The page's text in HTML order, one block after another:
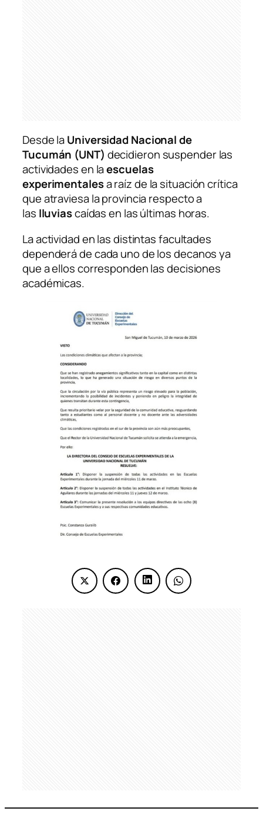
Desde laUniversidad Nacional de
Tucumán (UNT) decidieron suspender las
actividades en laescuelas
experimentalesa raíz de la situación crítica
que atraviesa la provincia respecto a
las lluviascaídas en las últimas horas.
La actividad en las distintas facultades
dependerá de cada uno de los decanos ya
que a ellos corresponden las decisiones
académicas.